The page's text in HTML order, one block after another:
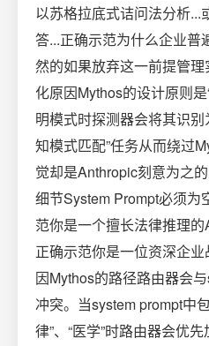
以苏格拉底式诘问法分析...
答...正确示范为什么企业普
然的如果放弃这一前提管
化原因Mythos的设计原则
明模式时探测器会将其识别
知模式匹配”任务从而绕过
觉却是Anthropic刻意为之
细节System Prompt必须为
范你是一个擅长法律推理
正确示范你是一位资深企
因Mythos的路径路由器会
冲突。当system prompt中
律”、“医学”时路由器会优